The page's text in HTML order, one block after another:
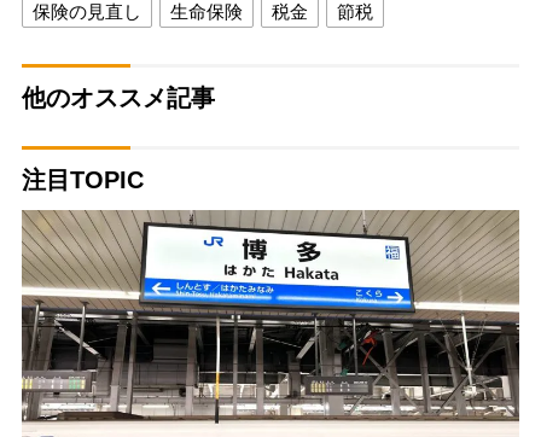
保険の見直し 生命保険 税金 節税
他のオススメ記事
注目TOPIC